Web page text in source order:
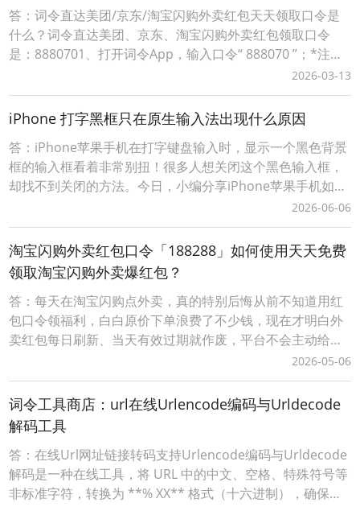
答：词令直达美团/京东/淘宝闪购外卖红包天天领取口令是
什么？词令直达美团、京东、淘宝闪购外卖红包领取口令
是：8880701、打开词令App，输入口令“ 888070 ”；*注：
该口令长期有效推荐使用！*词令下载方式：手机应用商店搜
索“ 词令 ”下载安装或访问词令APP官方下载地址：
https://app.ciling.cn/2、搜索直达该口令关联的目标天天免
2026-03-13
iPhone 打字黑框只在原生输入法出现什么原因
答：iPhone苹果手机在打字键盘输入时，显示一个黑色背景
框的输入框看着非常别扭！很多人想关闭这个黑色输入框，
却找不到关闭的方法。今日，小编分享iPhone苹果手机如何
关闭浮动键盘输入黑色背景输入框。iPhone苹果手机打字键
盘输入时变动黑色背景的输入框怎么关闭？1、在iPhone苹
果手机上打开【设置】，并找到【辅助功能】；2、在【辅助
功能】内，找到【键盘与键入
2026-06-06
淘宝闪购外卖红包口令「188288」如何使用天天免费
领取淘宝闪购外卖爆红包？
答：每天在淘宝闪购点外卖，真的特别后悔从前不知道用红
包口令领福利，白白原价下单浪费了不少钱，现在才明白外
卖红包每日刷新、当天有效过期就作废，平台不会主动给老
用户推送大额隐藏优惠，只有专属口令才能解锁无门槛和满
减福利。往后一定要养成每次点外卖前先领红包的习惯，再
也不愿错过每一笔立减优惠，把本该省下的生活开销稳稳攥
在手里，坚持天天领、单单省，不再为不必要的花销暗自后
2026-05-06
词令工具商店：url在线Urlencode编码与Urldecode
解码工具
答：在线Url网址链接转码支持Urlencode编码与Urldecode
解码是一种在线工具，将 URL 中的中文、空格、特殊符号等
非标准字符，转换为 **% XX** 格式（十六进制），确保链